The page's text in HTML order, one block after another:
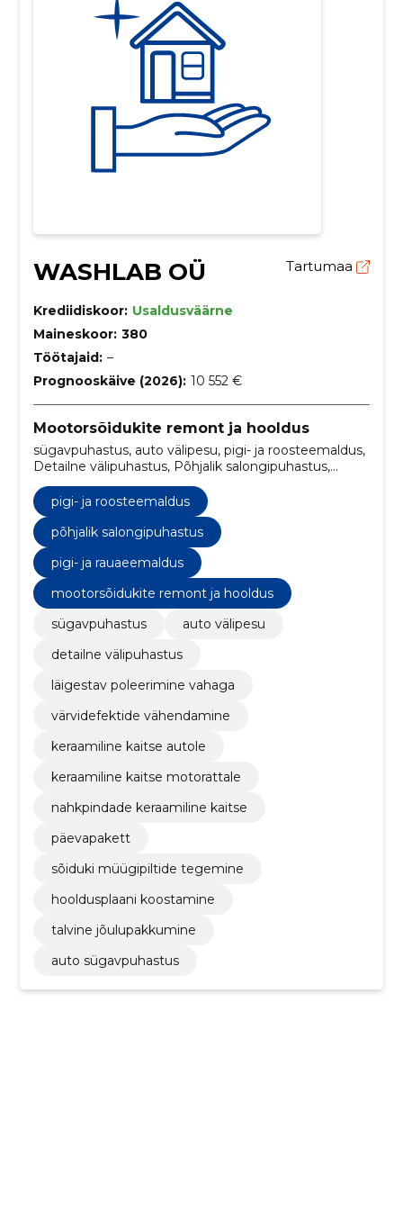
WASHLAB OÜ Tartumaa
Krediidiskoor: Usaldusväärne
Maineskoor: 380
Töötajaid: –
Prognooskäive (2026): 10 552 €
Mootorsõidukite remont ja hooldus
sügavpuhastus, auto välipesu, pigi- ja roosteemaldus,
Detailne välipuhastus, Põhjalik salongipuhastus,
Läigestav poleerimine vahaga, Värvidefektide
vähendamine, Keraamiline kaitse autole, Keraamiline
kaitse motorattale, Nahkpindade keraamiline kaitse
pigi- ja roosteemaldus
põhjalik salongipuhastus
pigi- ja rauaeemaldus
mootorsõidukite remont ja hooldus
sügavpuhastus
auto välipesu
detailne välipuhastus
läigestav poleerimine vahaga
värvidefektide vähendamine
keraamiline kaitse autole
keraamiline kaitse motorattale
nahkpindade keraamiline kaitse
päevapakett
sõiduki müügipiltide tegemine
hooldusplaani koostamine
talvine jõulupakkumine
auto sügavpuhastus